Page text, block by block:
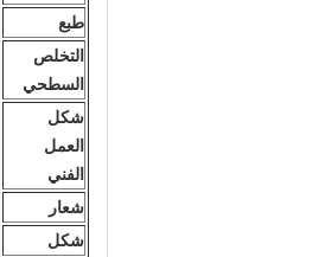
طبع
التخلص
السطحي
شكل
العمل
الفني
شعار
شكل